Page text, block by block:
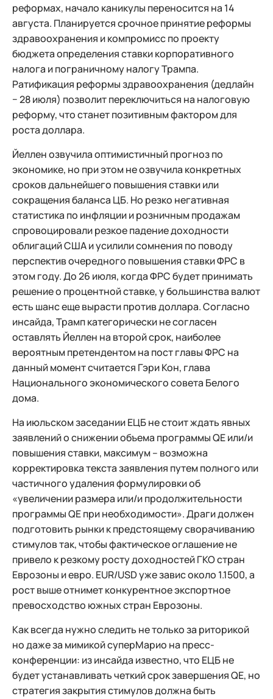
реформах, начало каникулы переносится на 14
августа. Планируется срочное принятие реформы
здравоохранения и компромисс по проекту
бюджета определения ставки корпоративного
налога и пограничному налогу Трампа.
Ратификация реформы здравоохранения (дедлайн
− 28 июля) позволит переключиться на налоговую
реформу, что станет позитивным фактором для
роста доллара.
Йеллен озвучила оптимистичный прогноз по
экономике, но при этом не озвучила конкретных
сроков дальнейшего повышения ставки или
сокращения баланса ЦБ. Но резко негативная
статистика по инфляции и розничным продажам
спровоцировали резкое падение доходности
облигаций США и усилили сомнения по поводу
перспектив очередного повышения ставки ФРС в
этом году. До 26 июля, когда ФРС будет принимать
решение о процентной ставке, у большинства валют
есть шанс еще вырасти против доллара. Согласно
инсайда, Трамп категорически не согласен
оставлять Йеллен на второй срок, наиболее
вероятным претендентом на пост главы ФРС на
данный момент считается Гэри Кон, глава
Национального экономического совета Белого
дома.
На июльском заседании ЕЦБ не стоит ждать явных
заявлений о снижении объема программы QE или/и
повышения ставки, максимум – возможна
корректировка текста заявления путем полного или
частичного удаления формулировки об
«увеличении размера или/и продолжительности
программы QE при необходимости». Драги должен
подготовить рынки к предстоящему сворачиванию
стимулов так, чтобы фактическое оглашение не
привело к резкому росту доходностей ГКО стран
Еврозоны и евро. EUR/USD уже завис около 1.1500, а
рост выше отнимет конкурентное экспортное
превосходство южных стран Еврозоны.
Как всегда нужно следить не только за риторикой
но даже за мимикой суперМарио на пресс-
конференции: из инсайда известно, что ЕЦБ не
будет устанавливать четкий срок завершения QE, но
стратегия закрытия стимулов должна быть